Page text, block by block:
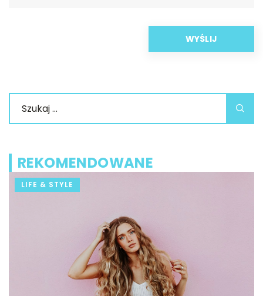
REKOMENDOWANE
LIFE & STYLE